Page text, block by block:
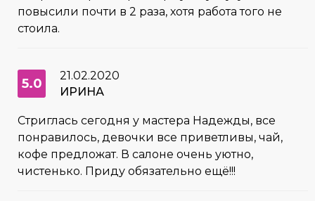
повысили почти в 2 раза, хотя работа того не
стоила.
5.0
21.02.2020
ИРИНА
Стриглась сегодня у мастера Надежды, все
понравилось, девочки все приветливы, чай,
кофе предложат. В салоне очень уютно,
чистенько. Приду обязательно ещё!!!